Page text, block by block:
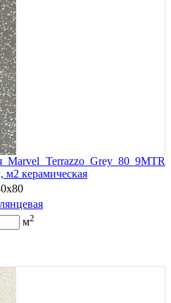
Marvel Terrazzo Grey 80 9MTR
м2 керамическая
м2